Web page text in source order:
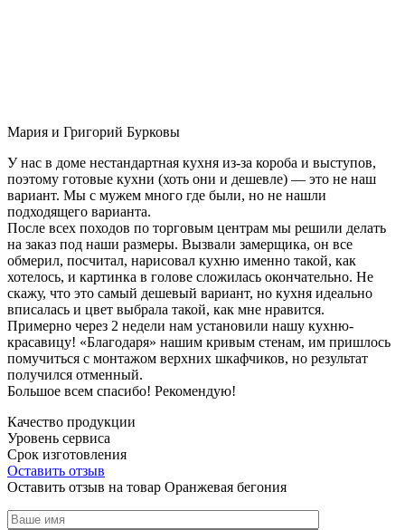
Мария и Григорий Бурковы
У нас в доме нестандартная кухня из-за короба и выступов,
поэтому готовые кухни (хоть они и дешевле) — это не наш
вариант. Мы с мужем много где были, но не нашли
подходящего варианта.
После всех походов по торговым центрам мы решили делать
на заказ под наши размеры. Вызвали замерщика, он все
обмерил, посчитал, нарисовал кухню именно такой, как
хотелось, и картинка в голове сложилась окончательно. Не
скажу, что это самый дешевый вариант, но кухня идеально
вписалась и цвет выбрала такой, как мне нравится.
Примерно через 2 недели нам установили нашу кухню-
красавицу! «Благодаря» нашим кривым стенам, им пришлось
помучиться с монтажом верхних шкафчиков, но результат
получился отменный.
Большое всем спасибо! Рекомендую!
Качество продукции
Уровень сервиса
Срок изготовления
Оставить отзыв
Оставить отзыв на товар Оранжевая бегония